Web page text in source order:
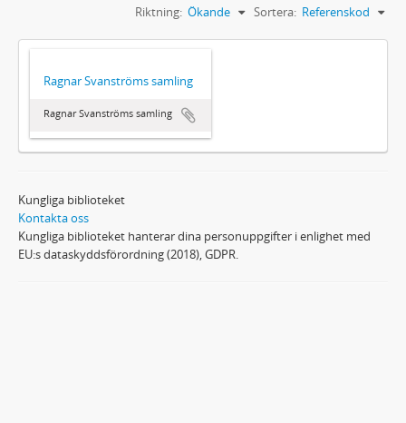
Sortera: Referenskod
Riktning: Ökande
Ragnar Svanströms samling
Ragnar Svanströms samling
Kungliga biblioteket
Kontakta oss
Kungliga biblioteket hanterar dina personuppgifter i enlighet med
EU:s dataskyddsförordning (2018), GDPR.